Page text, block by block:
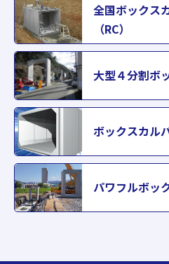
全国ボックス
（RC）
大型４分割ボ
ボックスカル
パワフルボッ